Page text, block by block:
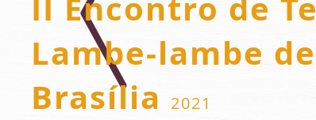
Lambe-lambe de
Brasília
2021